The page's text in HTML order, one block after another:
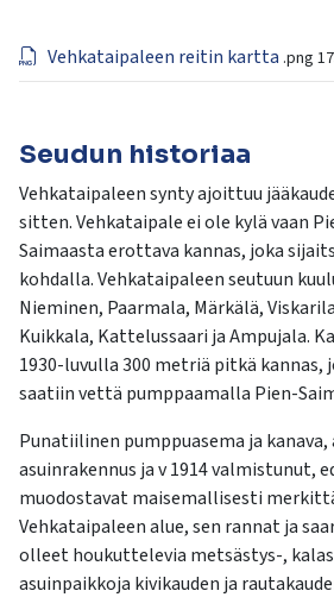
Vehkataipaleen reitin kartta .png
Seudun historiaa
Vehkataipaleen synty ajoittuu
sitten. Vehkataipale ei ole kylä vaan
Saimaasta erottava kannas, joka
kohdalla. Vehkataipaleen seutuun
Nieminen, Paarmala, Märkälä,
Kuikkala, Kattelussaari ja Ampujala.
1930-luvulla 300 metriä pitkä kannas,
saatiin vettä pumppaamalla Pien-
Punatiilinen pumppuasema ja
asuinrakennus ja v 1914 valmistunut,
muodostavat maisemallisesti
Vehkataipaleen alue, sen rannat ja
olleet houkuttelevia metsästys-,
asuinpaikkoja kivikauden ja